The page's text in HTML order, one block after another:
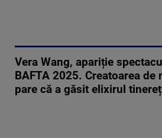
Vera Wang, apariție
BAFTA 2025. Creatoarea de
pare că a găsit elixirul